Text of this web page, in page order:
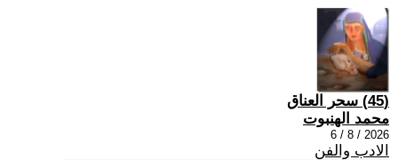
(45) سحر العناق
محمد الهنبوت
2026 / 8 / 6
الادب والفن